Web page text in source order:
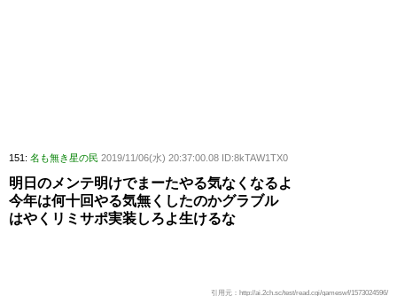
151: 名も無き星の民 2019/11/06(水) 20:37:00.08 ID:8kTAW1TX0
明日のメンテ明けでまーたやる気なくなるよ
今年は何十回やる気無くしたのかグラブル
はやくリミサポ実装しろよ生けるな
引用元：http://ai.2ch.sc/test/read.cgi/gameswf/1573024596/